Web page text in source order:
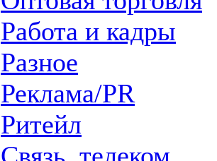
Работа и кадры
Разное
Реклама/PR
Ритейл
Связь, телеком